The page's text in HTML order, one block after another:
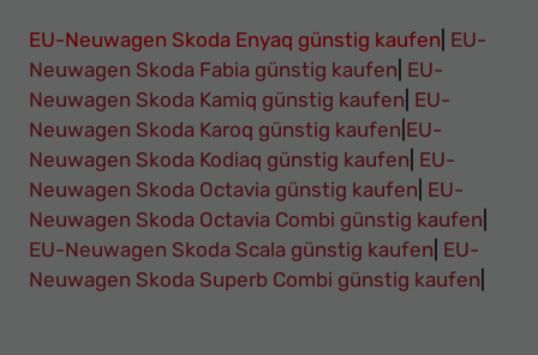
EU-Neuwagen Skoda Enyaq günstig kaufen EU-
Neuwagen Skoda Fabia günstig kaufen EU-
Neuwagen Skoda Kamiq günstig kaufen EU-
Neuwagen Skoda Karoq günstig kaufen EU-
Neuwagen Skoda Kodiaq günstig kaufen EU-
Neuwagen Skoda Octavia günstig kaufen EU-
Neuwagen Skoda Octavia Combi günstig kaufen
EU-Neuwagen Skoda Scala günstig kaufen EU-
Neuwagen Skoda Superb Combi günstig kaufen